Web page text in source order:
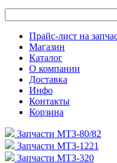
Прайс-лист на
Магазин
Каталог
О компании
Доставка
Инфо
Контакты
Корзина
Запчасти МТЗ-80/82
Запчасти МТЗ-1221
Запчасти МТЗ-320